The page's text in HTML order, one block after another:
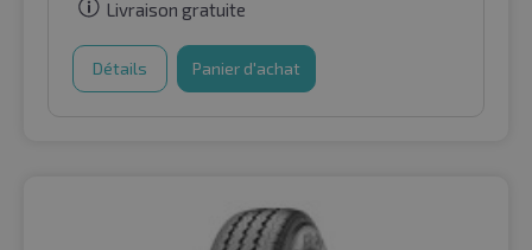
Livraison gratuite
Détails Panier d'achat